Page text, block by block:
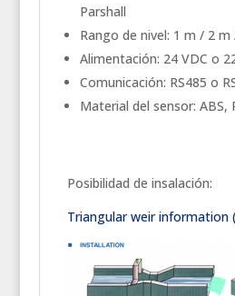
Parshall
Rango de nivel: 1 m / 2 m
Alimentación: 24 VDC o
Comunicación: RS485 o
Material del sensor: ABS,
Posibilidad de insalación:
Triangular weir information